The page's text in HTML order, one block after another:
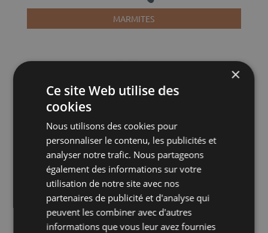
MARMITES
×
Ce site Web utilise des
cookies
Nous utilisons des cookies pour
personnaliser le contenu, les publicités et
analyser notre trafic. Nous partageons
également des informations sur votre
utilisation de notre site avec nos
partenaires de publicité et d'analyse qui
peuvent les combiner avec d'autres
informations que vous leur avez fournies